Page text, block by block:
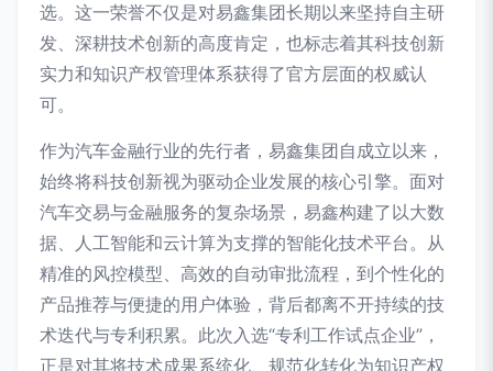
选。这一荣誉不仅是对易鑫集团长期以来坚持自主研
发、深耕技术创新的高度肯定，也标志着其科技创新
实力和知识产权管理体系获得了官方层面的权威认
可。
作为汽车金融行业的先行者，易鑫集团自成立以来，
始终将科技创新视为驱动企业发展的核心引擎。面对
汽车交易与金融服务的复杂场景，易鑫构建了以大数
据、人工智能和云计算为支撑的智能化技术平台。从
精准的风控模型、高效的自动审批流程，到个性化的
产品推荐与便捷的用户体验，背后都离不开持续的技
术迭代与专利积累。此次入选“专利工作试点企业”，
正是对其将技术成果系统化、规范化转化为知识产权